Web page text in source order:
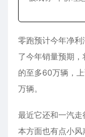
零跑预计今年净
了今年销量预期
的至多60万辆，
万辆。
最近它还和一汽
本方面也有点小